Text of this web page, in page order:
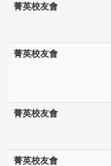
菁英校友會
菁英校友會
菁英校友會
菁英校友會